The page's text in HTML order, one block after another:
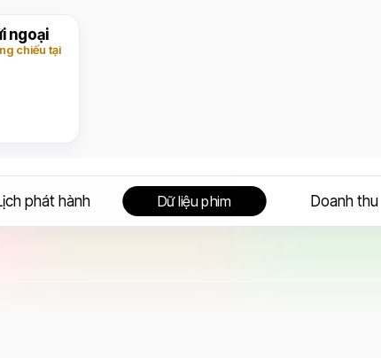
ngoại
chiếu tại
phát hành Dữ liệu phim Doanh thu